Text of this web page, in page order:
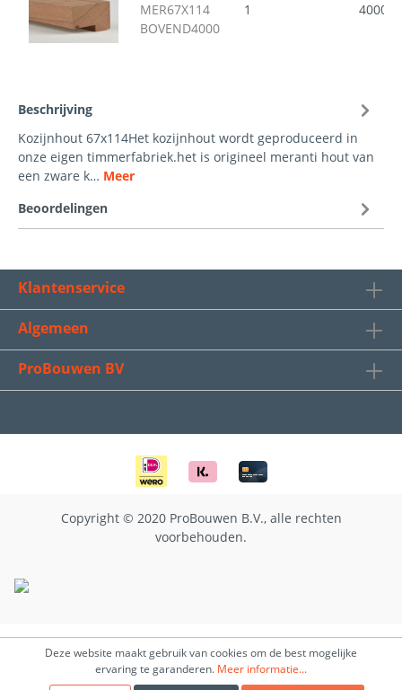
MER67X114
BOVEND4000
1 4000
Beschrijving
Kozijnhout 67x114Het kozijnhout wordt geproduceerd in
onze eigen timmerfabriek.het is origineel meranti hout van
een zware k… Meer
Beoordelingen
Klantenservice
Algemeen
ProBouwen BV
Copyright © 2020 ProBouwen B.V., alle rechten
voorbehouden.
Deze website maakt gebruik van cookies om de best mogelijke
ervaring te garanderen. Meer informatie...